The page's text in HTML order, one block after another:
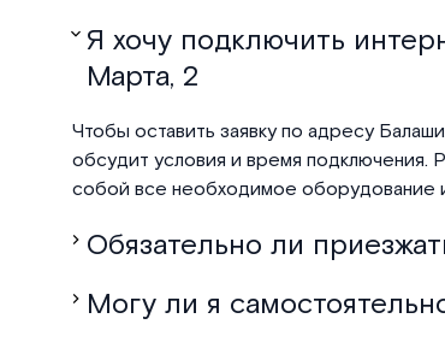
Я хочу подключить
Марта, 2
Чтобы оставить заявку по адресу
обсудит условия и время подключения.
собой все необходимое оборудование
Обязательно ли
Могу ли я